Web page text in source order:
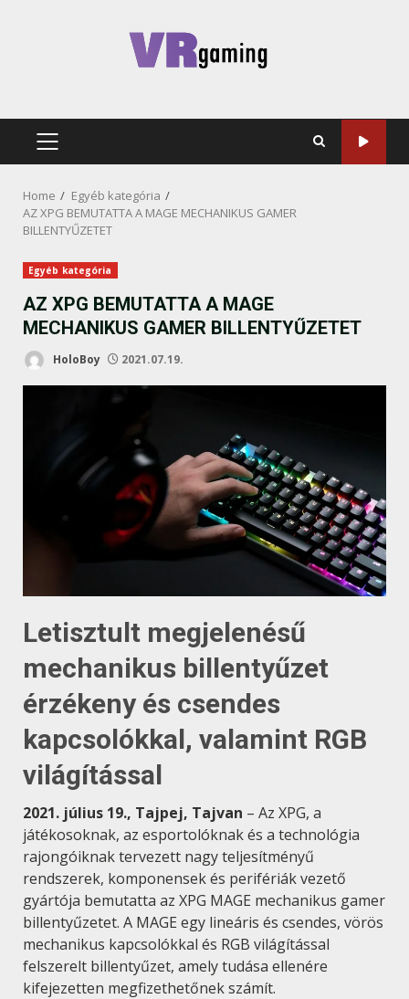
PRIMARY
Home
Egyéb kategória
AZ XPG BEMUTATTA A MAGE MECHANIKUS GAMER
BILLENTYŰZETET
Egyéb kategória
AZ XPG BEMUTATTA A MAGE
MECHANIKUS GAMER BILLENTYŰZETET
HoloBoy 2021.07.19.
Letisztult megjelenésű
mechanikus billentyűzet
érzékeny és csendes
kapcsolókkal, valamint RGB
világítással​​​​​​​
2021. július 19., Tajpej, Tajvan – Az XPG, a
játékosoknak, az esportolóknak és a technológia
rajongóiknak tervezett nagy teljesítményű
rendszerek, komponensek és perifériák vezető
gyártója bemutatta az XPG MAGE mechanikus gamer
billentyűzetet. A MAGE egy lineáris és csendes, vörös
mechanikus kapcsolókkal és RGB világítással
felszerelt billentyűzet, amely tudása ellenére
kifejezetten megfizethetőnek számít.